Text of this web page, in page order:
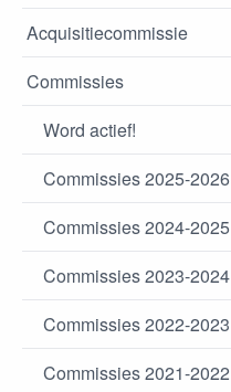
Acquisitiecommissie
Commissies
Word actief!
Commissies 2025-2026
Commissies 2024-2025
Commissies 2023-2024
Commissies 2022-2023
Commissies 2021-2022